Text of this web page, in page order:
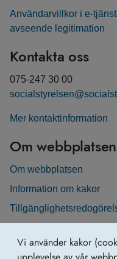
Vi använder kakor
Användarvillkor i e-
avseende legitimation
Kontakta oss
075-247 30 00
Mer kontaktinformation
Om webbplatsen
Om webbplatsen
Information om kakor